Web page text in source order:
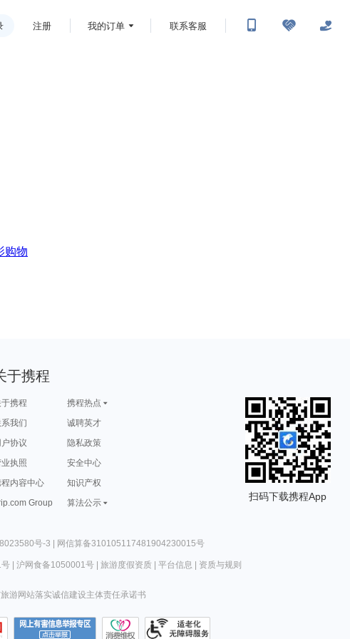
注册 我的订单 联系客服
购物
于携程
于携程
携程热点
我们
诚聘英才
户协议
隐私政策
执照
安全中心
内容中心
知识产权
Group
算法公示
扫码下载携程App
号-3 | 网信算备310105117481904230015号
| 沪网食备1050001号| 旅游度假资质| 平台信息 资质与规则
旅游网站落实诚信建设主体责任承诺书